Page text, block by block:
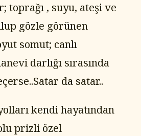
toprağı , suyu, ateşi ve
gözle görünen
somut; canlı
darlığı sırasında
da satar..
kendi hayatından
prizli özel